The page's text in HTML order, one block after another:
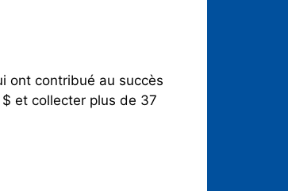
ont contribué au succès
et collecter plus de 37